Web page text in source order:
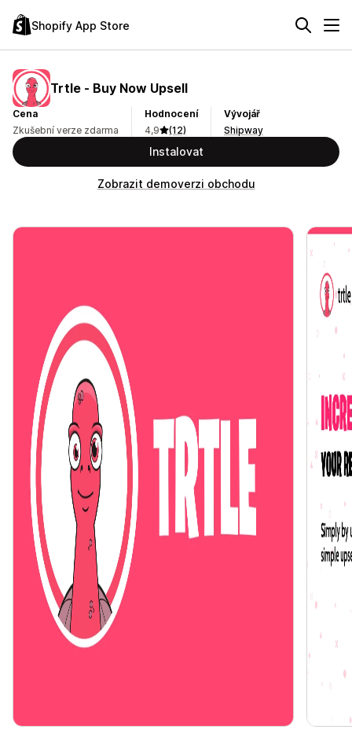
Shopify App Store
Trtle ‑ Buy Now Upsell
Cena
Zkušební verze zdarma
Hodnocení
4,9
(12)
Vývojář
Shipway
Instalovat
Zobrazit demoverzi obchodu